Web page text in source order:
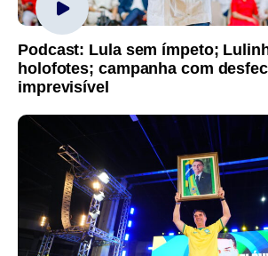
Podcast: Lula sem ímpeto;
holofotes; campanha com
imprevisível